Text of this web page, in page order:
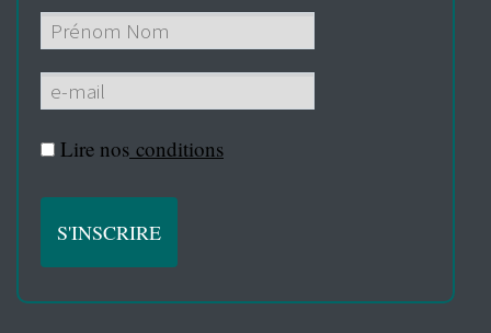
Lire nos conditions